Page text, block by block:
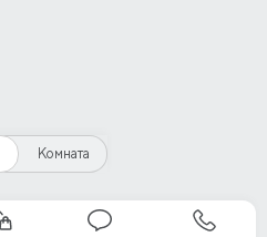
Комната